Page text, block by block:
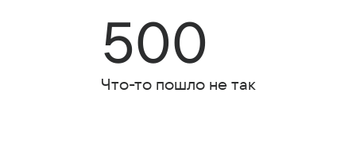
500
Что-то пошло не так